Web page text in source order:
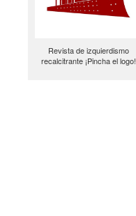
Revista de izquierdismo
recalcitrante ¡Pincha el logo!